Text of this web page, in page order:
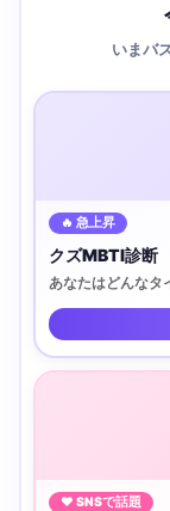
いまバ
🔥 急上昇
クズMBTI診断
あなたはどんなタ
♥ SNSで話題